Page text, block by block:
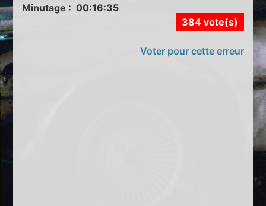
Minutage : 00:16:35
384 vote(s)
Voter pour cette erreur